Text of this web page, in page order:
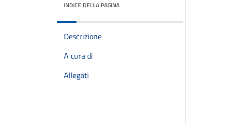
INDICE DELLA PAGINA
Descrizione
A cura di
Allegati